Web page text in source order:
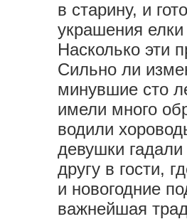
в старину, и
украшения
Насколько эти
Сильно ли
минувшие сто
имели много
водили
девушки
другу в гости,
и новогодние
важнейшая